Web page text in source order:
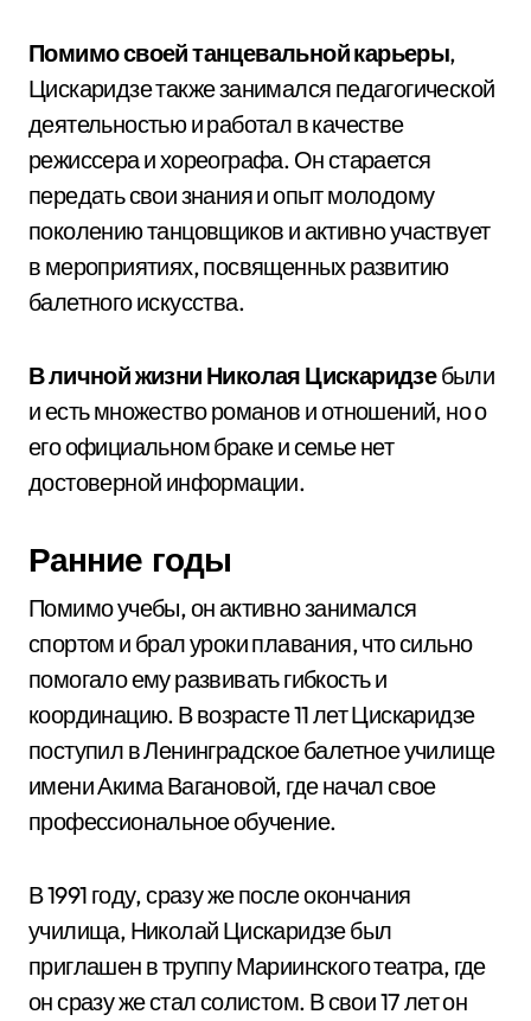
Помимо своей танцевальной карьеры,
Цискаридзе также занимался педагогической
деятельностью и работал в качестве
режиссера и хореографа. Он старается
передать свои знания и опыт молодому
поколению танцовщиков и активно участвует
в мероприятиях, посвященных развитию
балетного искусства.
В личной жизни Николая Цискаридзебыли
и есть множество романов и отношений, но о
его официальном браке и семье нет
достоверной информации.
Ранние годы
Помимо учебы, он активно занимался
спортом и брал уроки плавания, что сильно
помогало ему развивать гибкость и
координацию. В возрасте 11 лет Цискаридзе
поступил в Ленинградское балетное училище
имени Акима Вагановой, где начал свое
профессиональное обучение.
В 1991 году, сразу же после окончания
училища, Николай Цискаридзе был
приглашен в труппу Мариинского театра, где
он сразу же стал солистом. В свои 17 лет он